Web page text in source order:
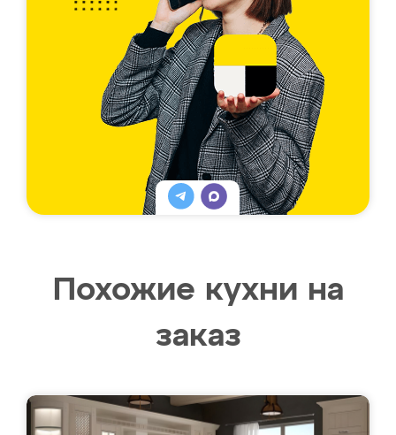
Похожие кухни на
заказ